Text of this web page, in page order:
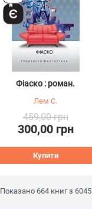
Фіаско : роман.
Лем С.
459,00 грн
300,00 грн
Купити
Показано 664книг з 6045